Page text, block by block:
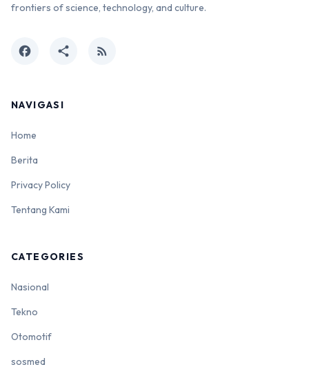
frontiers of science, technology, and culture.
facebook share rss_feed
NAVIGASI
Home
Berita
Privacy Policy
Tentang Kami
CATEGORIES
Nasional
Tekno
Otomotif
sosmed